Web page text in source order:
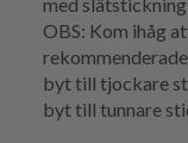
OBS: Kom ihåg
byt till tjockare
byt till tunnare